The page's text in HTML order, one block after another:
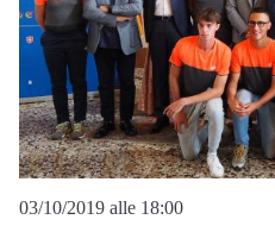
03/10/2019 alle 18:00